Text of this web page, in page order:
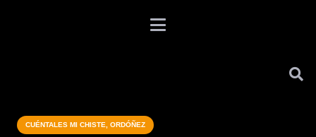
CUÉNTALES MI CHISTE, ORDÓÑEZ